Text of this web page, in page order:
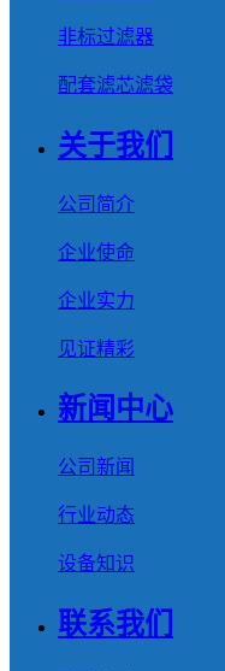
非标过滤器
配套滤芯滤袋
关于我们
公司简介
企业使命
企业实力
见证精彩
新闻中心
公司新闻
行业动态
设备知识
联系我们